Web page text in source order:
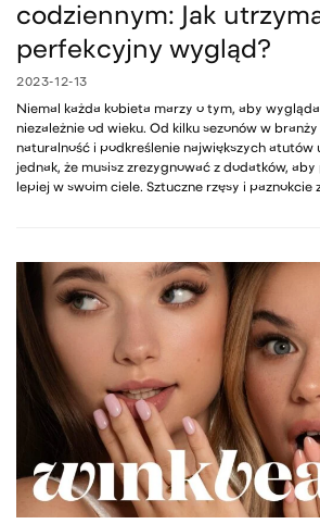
codziennym: Jak
perfekcyjny wygląd?
2023-12-13
Niemal każda kobieta marzy o tym, aby
niezależnie od wieku. Od kilku sezonów w
naturalność i podkreślenie największych atutów
jednak, że musisz zrezygnować z dodatków, aby
lepiej w swoim ciele. Sztuczne rzęsy i paznokcie